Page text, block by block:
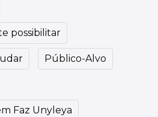
possibilitar
Público-Alvo
Faz Unyleya